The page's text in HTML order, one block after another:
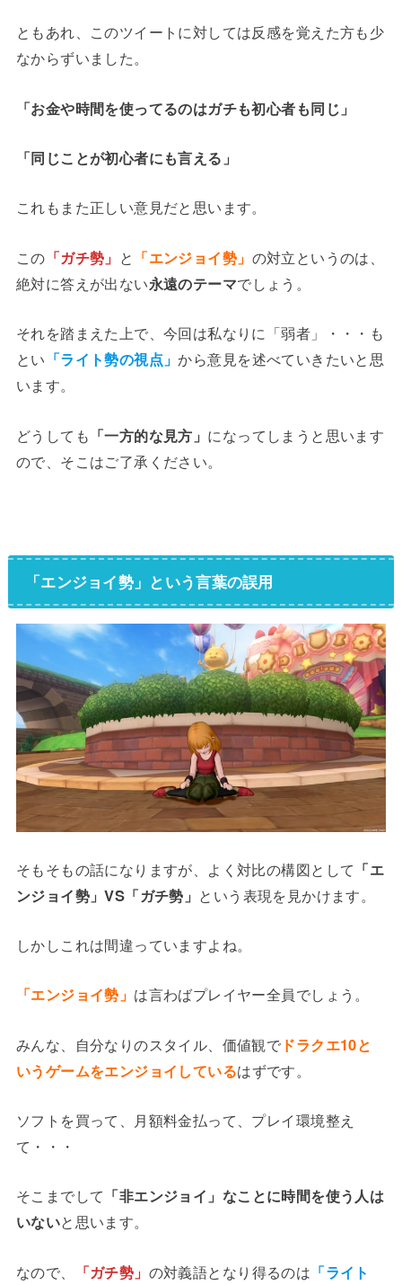
ともあれ、このツイートに対しては反感を覚えた方も少
なからずいました。
「お金や時間を使ってるのはガチも初心者も同じ」
「同じことが初心者にも言える」
これもまた正しい意見だと思います。
この 「ガチ勢」 と 「エンジョイ勢」 の対立というのは、
絶対に答えが出ない永遠のテーマでしょう。
それを踏まえた上で、今回は私なりに「弱者」・・・も
とい 「ライト勢の視点」から意見を述べていきたいと思
います。
どうしても 「一方的な見方」 になってしまうと思います
ので、そこはご了承ください。
「エンジョイ勢」という言葉の誤用
そもそもの話になりますが、よく対比の構図として 「エ
ンジョイ勢」VS「ガチ勢」 という表現を見かけます。
しかしこれは間違っていますよね。
「エンジョイ勢」 は言わばプレイヤー全員でしょう。
みんな、自分なりのスタイル、価値観で ドラクエ10と
いうゲームをエンジョイしているはずです。
ソフトを買って、月額料金払って、プレイ環境整え
て・・・
そこまでして 「非エンジョイ」なことに時間を使う人は
いないと思います。
なので、 「ガチ勢」 の対義語となり得るのは 「ライト